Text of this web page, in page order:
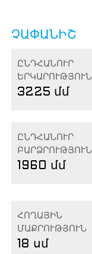
ՉԱՓԱՆԻՇ
ԸՆԴՀԱՆՈՒՐ
ԵՐԿԱՐՈՒԹՅՈՒՆ
3225 մմ
ԸՆԴՀԱՆՈՒՐ
ԲԱՐՁՐՈՒԹՅՈՒՆ
1960 մմ
ՀՈՂԱՅԻՆ
ՄԱՔՐՈՒԹՅՈՒՆ
18 սմ